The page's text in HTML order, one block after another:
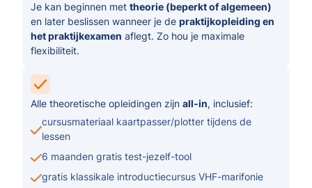
Je kan beginnen met theorie (beperkt of algemeen)
en later beslissen wanneer je de praktijkopleiding en
het praktijkexamen aflegt. Zo hou je maximale
flexibiliteit.
Alle theoretische opleidingen zijn all-in, inclusief:
cursusmateriaal kaartpasser/plotter tijdens de
lessen
6 maanden gratis test-jezelf-tool
gratis klassikale introductiecursus VHF-marifonie